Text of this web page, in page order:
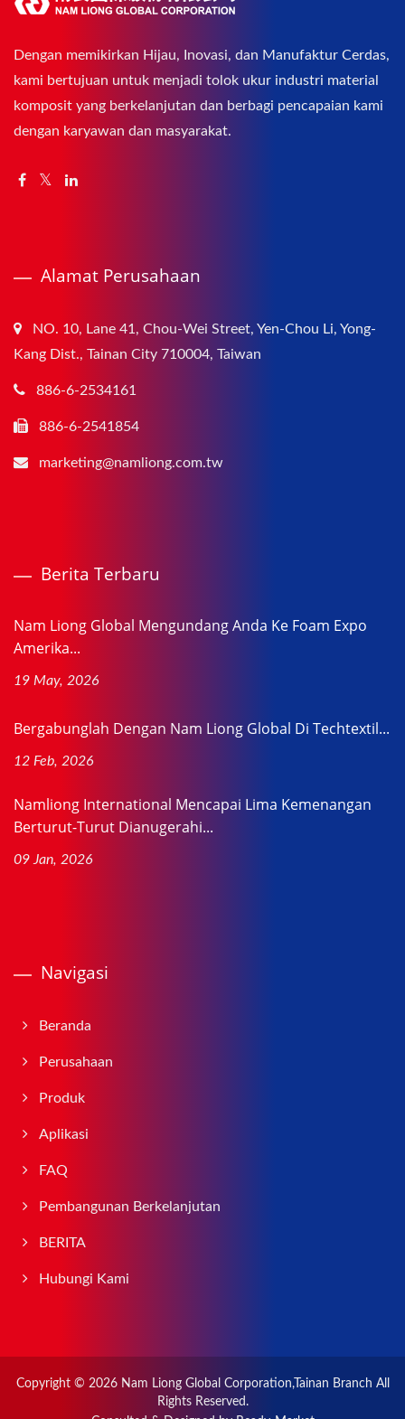
Dengan memikirkan Hijau, Inovasi, dan Manufaktur Cerdas,
kami bertujuan untuk menjadi tolok ukur industri material
komposit yang berkelanjutan dan berbagi pencapaian kami
dengan karyawan dan masyarakat.
Alamat Perusahaan
NO. 10, Lane 41, Chou-Wei Street, Yen-Chou Li, Yong-
Kang Dist., Tainan City 710004, Taiwan
886-6-2534161
886-6-2541854
marketing@namliong.com.tw
Berita Terbaru
Nam Liong Global Mengundang Anda Ke Foam Expo
Amerika...
19 May, 2026
Bergabunglah Dengan Nam Liong Global Di Techtextil...
12 Feb, 2026
Namliong International Mencapai Lima Kemenangan
Berturut-Turut Dianugerahi...
09 Jan, 2026
Navigasi
Beranda
Perusahaan
Produk
Aplikasi
FAQ
Pembangunan Berkelanjutan
BERITA
Hubungi Kami
Copyright © 2026 Nam Liong Global Corporation,Tainan Branch All
Rights Reserved.